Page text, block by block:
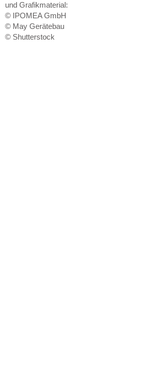
und Grafikmaterial:
© IPOMEA GmbH
© May Gerätebau
© Shutterstock